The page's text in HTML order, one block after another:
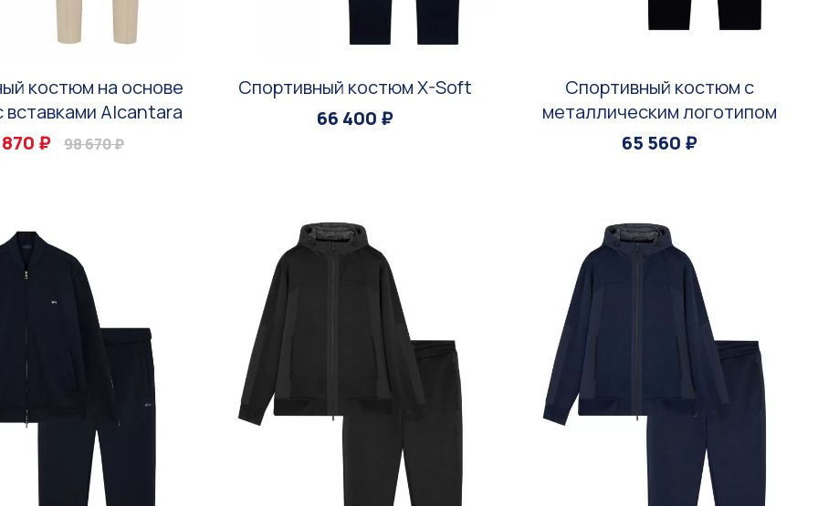
костюм на основе
вставками Alcantara
₽
98 670 ₽
Спортивный костюм X-Soft
66 400 ₽
Спортивный костюм с
металлическим логотипом
65 560 ₽